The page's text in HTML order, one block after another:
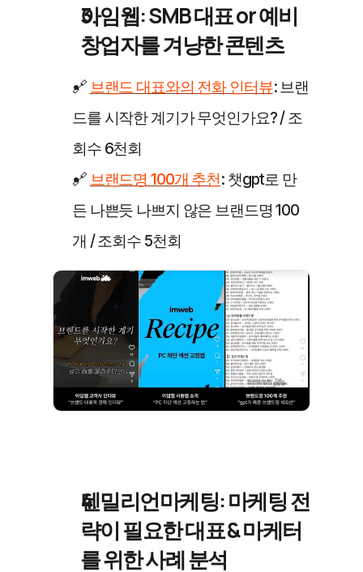
아임웹: SMB 대표 or 예비
창업자를 겨냥한 콘텐츠
🔗 브랜드 대표와의 전화 인터뷰: 브랜
드를 시작한 계기가 무엇인가요? / 조
회수 6천회
🔗 브랜드명 100개 추천: 챗gpt로 만
든 나쁜듯 나쁘지 않은 브랜드명 100
개 / 조회수 5천회
텐밀리언마케팅: 마케팅 전
략이 필요한 대표 & 마케터
를 위한 사례 분석